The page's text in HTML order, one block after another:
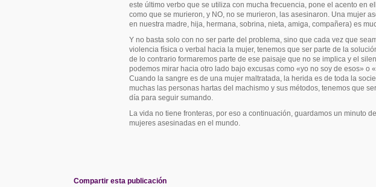
este último verbo que se utiliza con mucha frecuencia, pone el acento en
como que se murieron, y NO, no se murieron, las asesinaron. Una mujer
en nuestra madre, hija, hermana, sobrina, nieta, amiga, compañera) es
Y no basta solo con no ser parte del problema, sino que cada vez que
violencia física o verbal hacia la mujer, tenemos que ser parte de la
de lo contrario formaremos parte de ese paisaje que no se implica y el
podemos mirar hacia otro lado bajo excusas como «yo no soy de esos» o
Cuando la sangre es de una mujer maltratada, la herida es de toda la
muchas las personas hartas del machismo y sus métodos, tenemos que
día para seguir sumando.
La vida no tiene fronteras, por eso a continuación, guardamos un minuto
mujeres asesinadas en el mundo.
Compartir esta publicación